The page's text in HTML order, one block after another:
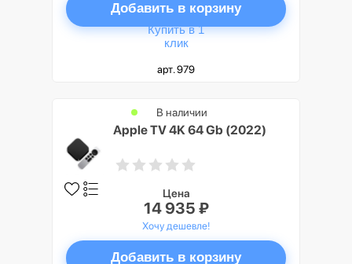
Добавить в корзину
Купить в 1
клик
арт. 979
Apple TV 4K 64 Gb (2022)
В наличии
Цена
14 935 ₽
Хочу дешевле!
Добавить в корзину